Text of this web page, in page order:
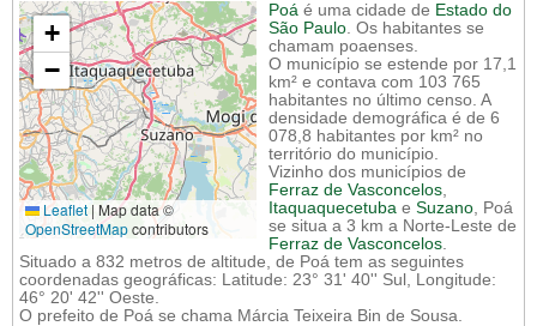
+
−
Leaflet | Map data ©
OpenStreetMapcontributors
Poá é uma cidade de Estado do
São Paulo. Os habitantes se
chamam poaenses.
O município se estende por 17,1
km² e contava com 103 765
habitantes no último censo. A
densidade demográfica é de 6
078,8 habitantes por km² no
território do município.
Vizinho dos municípios de
Ferraz de Vasconcelos,
Itaquaquecetuba e Suzano, Poá
se situa a 3 km a Norte-Leste de
Ferraz de Vasconcelos.
Situado a 832 metros de altitude, de Poá tem as seguintes
coordenadas geográficas: Latitude: 23° 31' 40'' Sul, Longitude:
46° 20' 42'' Oeste.
O prefeito de Poá se chama Márcia Teixeira Bin de Sousa.